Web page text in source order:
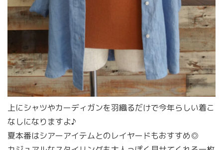
上にシャツやカーディガンを羽織るだけで今年らしい着こ
なしになりますよ♪
夏本番はシアーアイテムとのレイヤードもおすすめ◎